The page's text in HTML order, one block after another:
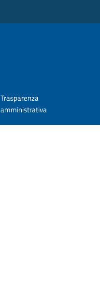
Trasparenza
amministrativa